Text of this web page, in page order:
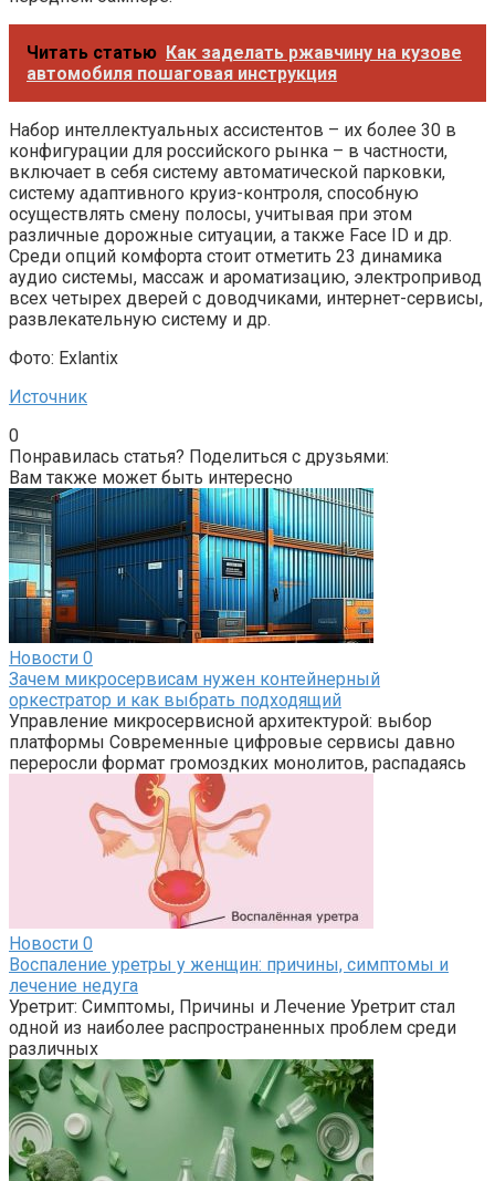
Читать статью Как заделать ржавчину на кузове
автомобиля пошаговая инструкция
Набор интеллектуальных ассистентов – их более 30 в
конфигурации для российского рынка – в частности,
включает в себя систему автоматической парковки,
систему адаптивного круиз-контроля, способную
осуществлять смену полосы, учитывая при этом
различные дорожные ситуации, а также Face ID и др.
Среди опций комфорта стоит отметить 23 динамика
аудио системы, массаж и ароматизацию, электропривод
всех четырех дверей с доводчиками, интернет-сервисы,
развлекательную систему и др.
Фото: Exlantix
Источник
0
Понравилась статья? Поделиться с друзьями:
Вам также может быть интересно
Новости 0
Зачем микросервисам нужен контейнерный
оркестратор и как выбрать подходящий
Управление микросервисной архитектурой: выбор
платформы Современные цифровые сервисы давно
переросли формат громоздких монолитов, распадаясь
Новости 0
Воспаление уретры у женщин: причины, симптомы и
лечение недуга
Уретрит: Симптомы, Причины и Лечение Уретрит стал
одной из наиболее распространенных проблем среди
различных